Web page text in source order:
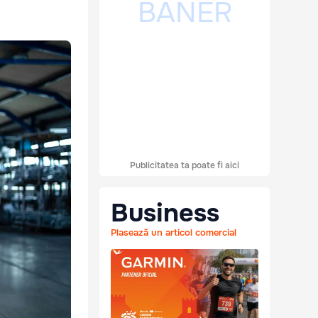
Publicitatea ta poate fi aici
Business
Plasează un articol comercial